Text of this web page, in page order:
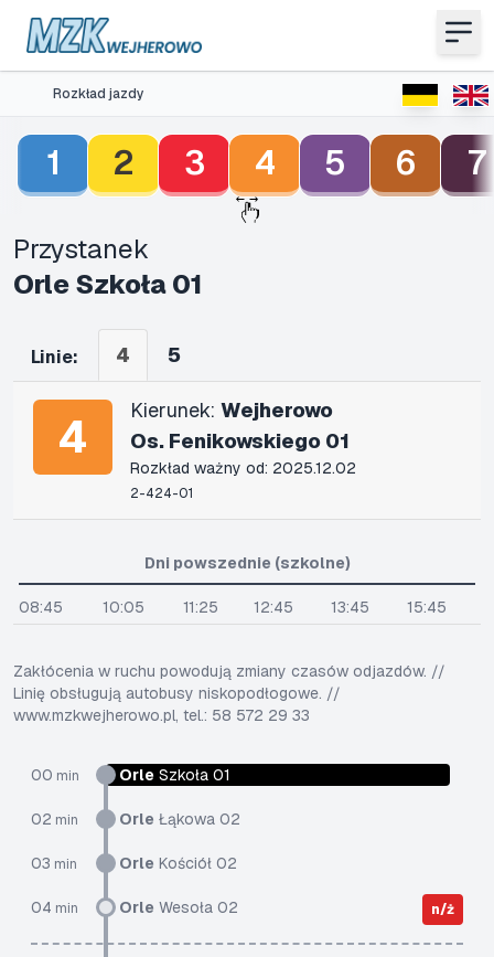
Rozkład jazdy
1 2 3 4 5 6 7
Przystanek
Orle Szkoła 01
Linie: 4 5
4 Kierunek: Wejherowo
Os. Fenikowskiego 01
Rozkład ważny od: 2025.12.02
2-424-01
00 min Orle Szkoła 01
02 min Orle Łąkowa 02
03 min Orle Kościół 02
04 min Orle Wesoła 02 n/ż
Dni powszednie (szkolne)
08:45 10:05 11:25 12:45 13:45 15:45
Zakłócenia w ruchu powodują zmiany czasów odjazdów. //
Linię obsługują autobusy niskopodłogowe. //
www.mzkwejherowo.pl, tel.: 58 572 29 33